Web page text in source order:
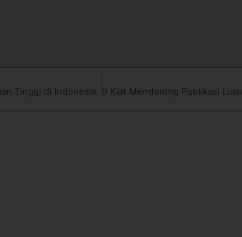
Tinggi di Indonesia